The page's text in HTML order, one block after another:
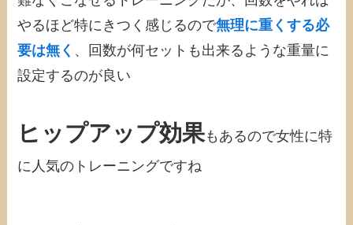
やるほど特にきつく感じるので無理に重くする必
要は無く 、回数が何セットも出来るような重量に
設定するのが良い
ヒップアップ効果もあるので女性に特
に人気のトレーニングですね